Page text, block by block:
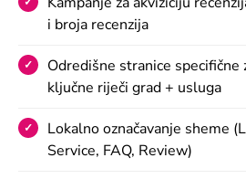
i broja recenzija
Odredišne ​​stranice specifične
ključne riječi grad + usluga
Lokalno označavanje sheme
Service, FAQ, Review)